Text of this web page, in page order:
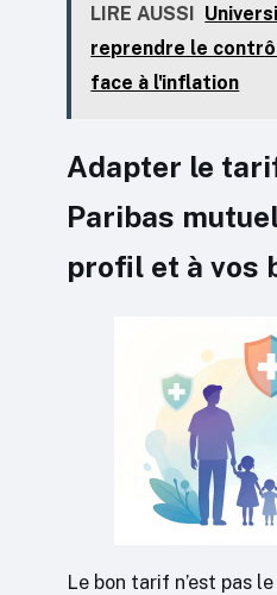
LIRE AUSSI
reprendre le
face à l'inflation
Adapter le
Paribas
profil et à vos
Le bon tarif n’est pas